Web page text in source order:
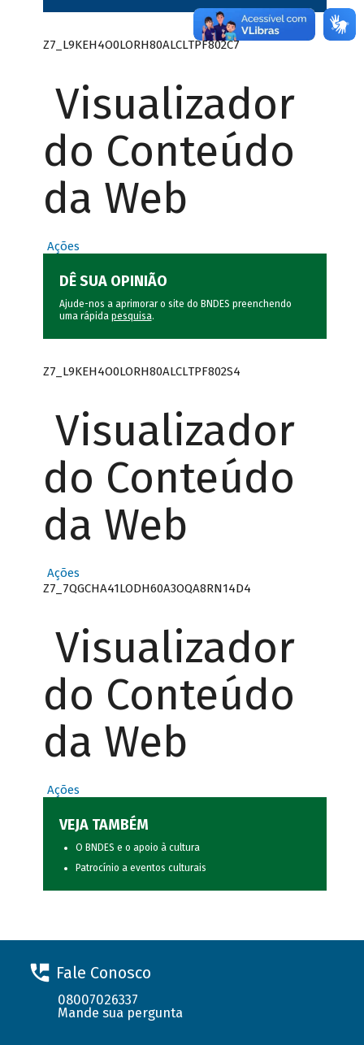
Z7_L9KEH4O0LORH80ALCLTPF802C7
Visualizador
do Conteúdo
da Web
Ações
DÊ SUA OPINIÃO
Ajude-nos a aprimorar o site do BNDES preenchendo
uma rápida pesquisa.
Z7_L9KEH4O0LORH80ALCLTPF802S4
Visualizador
do Conteúdo
da Web
Ações
Z7_7QGCHA41LODH60A3OQA8RN14D4
Visualizador
do Conteúdo
da Web
Ações
VEJA TAMBÉM
O BNDES e o apoio à cultura
Patrocínio a eventos culturais
Fale Conosco
08007026337
Mande sua pergunta